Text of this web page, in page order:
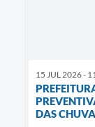
15 JUL 2026 -
DAS